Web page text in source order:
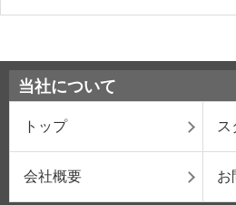
当社について
トップ ス
会社概要 お